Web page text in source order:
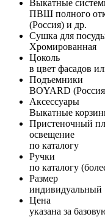
Выкатные
ПВШ полного
(Россия) и др.
Сушка для
Хромированная
Цоколь
в цвет фасадов
Подъемники
BOYARD
Аксессуары
Выкатные
Пристеночный
освещение
по каталогу
Ручки
по каталогу
Размер
индивидуальный
Цена
указана за